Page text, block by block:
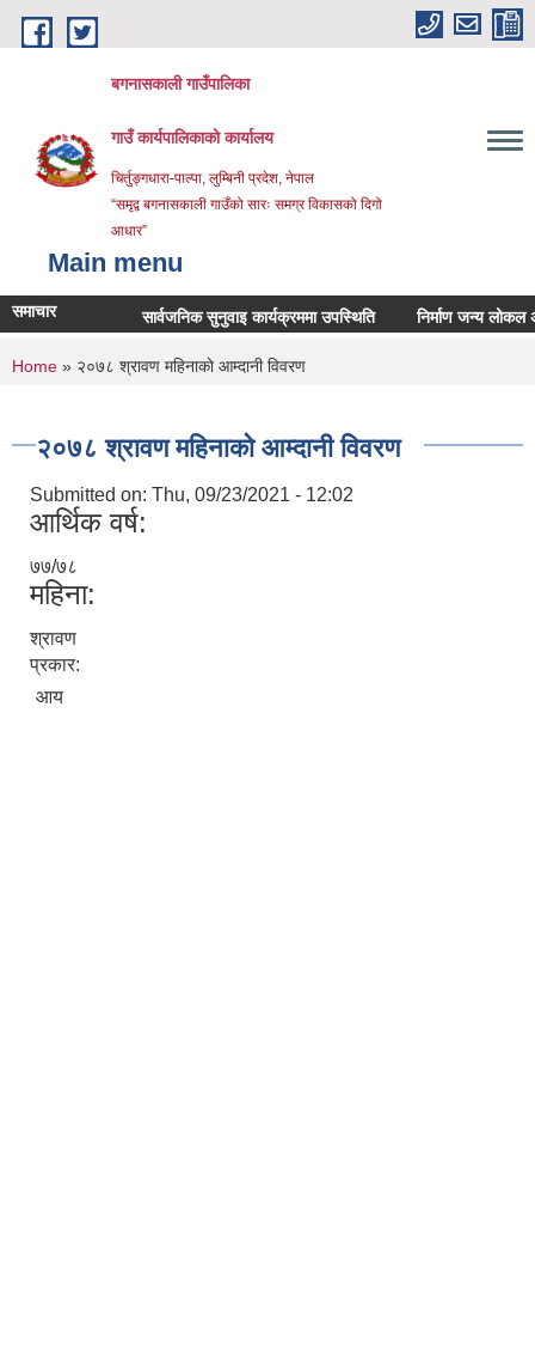
Skip to main content
बगनासकाली गाउँपालिका
गाउँ कार्यपालिकाको कार्यालय
चिर्तुङ्गधारा-पाल्पा, लुम्बिनी प्रदेश, नेपाल
“समृद्व बगनासकाली गाउँको सारः समग्र विकासको दिगो
आधार”
Main menu
समाचार सार्वजनिक सुनुवाइ कार्यक्रममा उपस्थिति निर्माण जन्य लोकल
You are here
Home » २०७८ श्रावण महिनाकाे आम्दानी विवरण
२०७८ श्रावण महिनाकाे आम्दानी विवरण
Submitted on: Thu, 09/23/2021 - 12:02
आर्थिक वर्ष:
७७/७८
महिना:
श्रावण
प्रकार:
आय